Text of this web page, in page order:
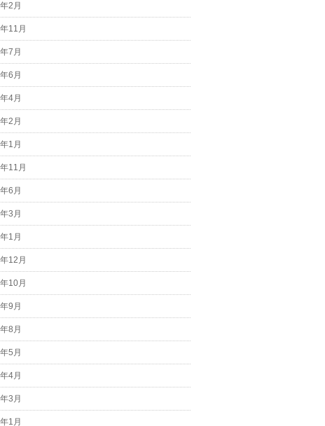
2月
11月
7月
6月
4月
2月
1月
11月
6月
3月
1月
12月
10月
9月
8月
5月
4月
3月
1月